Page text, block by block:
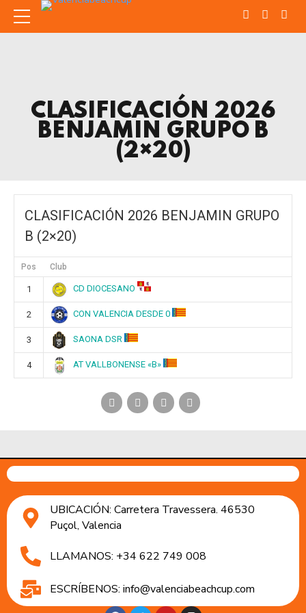
CLASIFICACIÓN 2026
BENJAMIN GRUPO B
(2×20)
CLASIFICACIÓN 2026 BENJAMIN GRUPO
B (2×20)
Pos Club
1 CD DIOCESANO
2 CON VALENCIA DESDE 0
3 SAONA DSR
4 AT VALLBONENSE «B»
UBICACIÓN: Carretera Travessera. 46530
Puçol, Valencia
LLAMANOS: +34 622 749 008
ESCRÍBENOS: info@valenciabeachcup.com